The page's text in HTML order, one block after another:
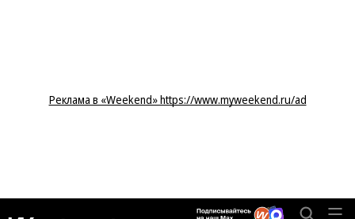
Реклама в «Weekend» https://www.myweekend.ru/ad